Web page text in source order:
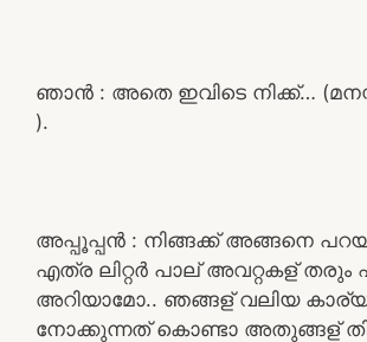
ഞാൻ : അതെ ഇവിടെ നിക്ക്…
).
അപ്പൂപ്പൻ : നിങ്ങക്ക് അങ്ങനെ
എത്ര ലിറ്റർ പാല് അവറ്റകള് തരും
അറിയാമോ.. ഞങ്ങള് വലിയ
നോക്കുന്നത് കൊണ്ടാ അതുങ്ങള്